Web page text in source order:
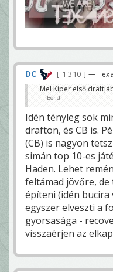
DC 1 310 —
Mel Kiper első
Bondi
Idén tényleg sok
drafton, és CB is.
(CB) is nagyon
simán top 10-es
Haden. Lehet
feltámad jövőre,
építeni (idén bucira
egyszer elveszti a
gyorsasága -
visszaérjen az